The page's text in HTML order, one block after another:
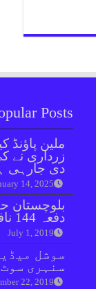
Posts
ملین
زرداری نے
دی جارہی
14, 2025
بلوچستان
دفعہ 144 نافذ کردی
July 1, 2019
سوشل
سنہری
22, 2019